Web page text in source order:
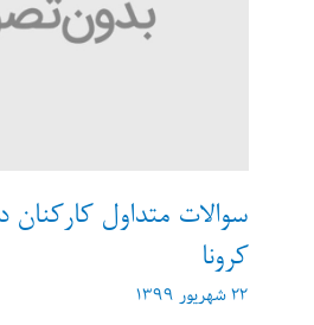
سوالات متداول کارکنان
کرونا
۲۲ شهریور ۱۳۹۹